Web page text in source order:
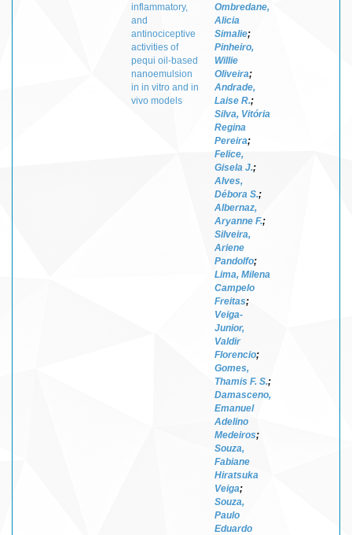
inflammatory,
and
antinociceptive
activities of
pequi oil-based
nanoemulsion
in in vitro and in
vivo models
Ombredane,
Alicia
Simalie;
Pinheiro,
Willie
Oliveira;
Andrade,
Laise R.;
Silva, Vitória
Regina
Pereira;
Felice,
Gisela J.;
Alves,
Débora S.;
Albernaz,
Aryanne F.;
Silveira,
Ariene
Pandolfo;
Lima, Milena
Campelo
Freitas;
Veiga-
Junior,
Valdir
Florencio;
Gomes,
Thamis F. S.;
Damasceno,
Emanuel
Adelino
Medeiros;
Souza,
Fabiane
Hiratsuka
Veiga;
Souza,
Paulo
Eduardo